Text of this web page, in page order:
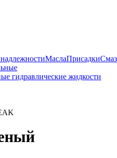
МаслаПрисадки
гидравлические жидкости